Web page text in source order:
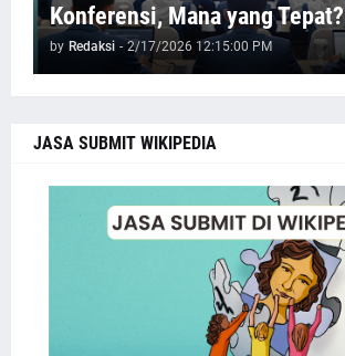
Konferensi, Mana yang Tepat?
by Redaksi - 2/17/2026 12:15:00 PM
JASA SUBMIT WIKIPEDIA